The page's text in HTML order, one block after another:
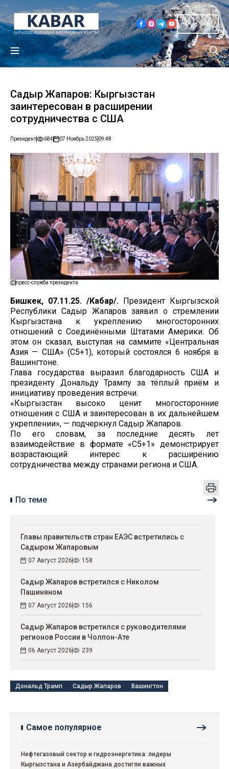
Рус
Садыр Жапаров: Кыргызстан
заинтересован в расширении
сотрудничества с США
Президент 684 07 Ноябрь 2025 09:48
пресс-служба президента
Бишкек, 07.11.25. /Кабар/. Президент Кыргызской
Республики Садыр Жапаров заявил о стремлении
Кыргызстана к укреплению многосторонних
отношений с Соединёнными Штатами Америки. Об
этом он сказал, выступая на саммите «Центральная
Азия — США» (С5+1), который состоялся 6 ноября в
Вашингтоне.
Глава государства выразил благодарность США и
президенту Дональду Трампу за тёплый приём и
инициативу проведения встречи.
«Кыргызстан высоко ценит многосторонние
отношения с США и заинтересован в их дальнейшем
укреплении», — подчеркнул Садыр Жапаров.
По его словам, за последние десять лет
взаимодействие в формате «С5+1» демонстрирует
возрастающий интерес к расширению
сотрудничества между странами региона и США.
По теме
Главы правительств стран ЕАЭС встретились с
Садыром Жапаровым
07 Август 2026 158
Садыр Жапаров встретился с Николом
Пашиняном
07 Август 2026 156
Садыр Жапаров встретился с руководителями
регионов России в Чолпон-Ате
06 Август 2026 239
Дональд Трамп Садыр Жапаров Вашингтон
Самое популярное
Нефтегазовый сектор и гидроэнергетика: лидеры
Кыргызстана и Азербайджана достигли важных